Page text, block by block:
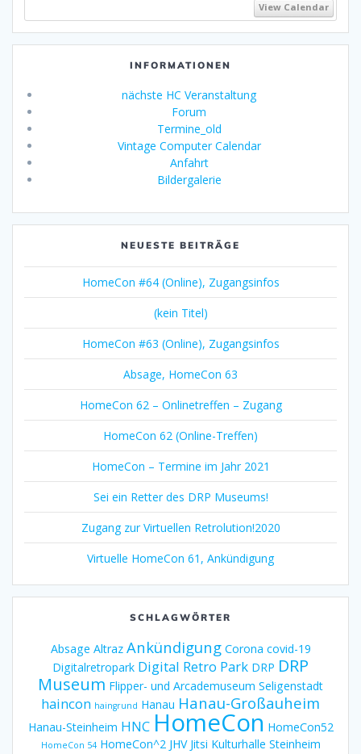
View Calendar
INFORMATIONEN
nächste HC Veranstaltung
Forum
Termine_old
Vintage Computer Calendar
Anfahrt
Bildergalerie
NEUESTE BEITRÄGE
HomeCon #64 (Online), Zugangsinfos
(kein Titel)
HomeCon #63 (Online), Zugangsinfos
Absage, HomeCon 63
HomeCon 62 – Onlinetreffen – Zugang
HomeCon 62 (Online-Treffen)
HomeCon – Termine im Jahr 2021
Sei ein Retter des DRP Museums!
Zugang zur Virtuellen Retrolution!2020
Virtuelle HomeCon 61, Ankündigung
SCHLAGWÖRTER
Absage Altraz Ankündigung Corona covid-19
Digitalretropark Digital Retro Park DRP DRP
Museum Flipper- und Arcademuseum Seligenstadt
haincon haingrund Hanau Hanau-Großauheim
Hanau-Steinheim HNC HomeCon HomeCon52
HomeCon 54 HomeCon^2 JHV Jitsi Kulturhalle Steinheim